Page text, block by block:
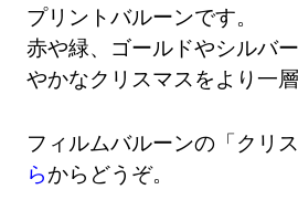
プリントバルーンです。
赤や緑、ゴールドやシルバ
やかなクリスマスをより一層
フィルムバルーンの「クリ
らからどうぞ。